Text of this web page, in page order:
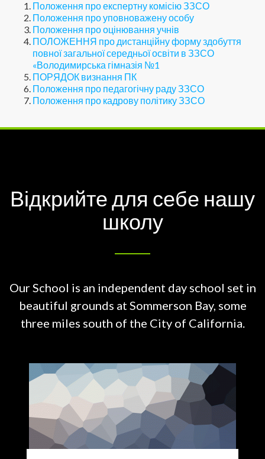
Положення про експертну комісію ЗЗСО
Положення про уповноважену особу
Положення про оцінювання учнів
ПОЛОЖЕННЯ про дистанційну форму здобуття
повної загальної середньої освіти в ЗЗСО
«Володимирська гімназія №1
ПОРЯДОК визнання ПК
Положення про педагогічну раду ЗЗСО
Положення про кадрову політику ЗЗСО
Відкрийте для себе нашу
школу
Our School is an independent day school set in
beautiful grounds at Sommerson Bay, some
three miles south of the City of California.